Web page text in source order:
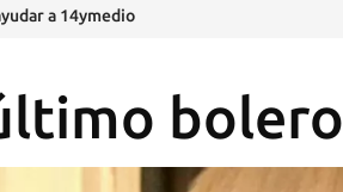
a 14ymedio
bolero